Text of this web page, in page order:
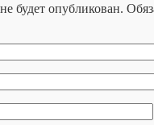
будет опубликован.